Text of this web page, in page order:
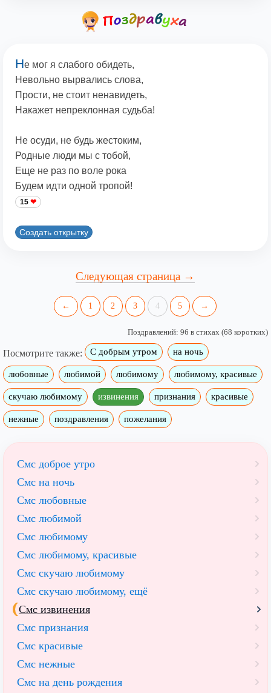
Не мог я слабого обидеть,
Невольно вырвались слова,
Прости, не стоит ненавидеть,
Накажет непреклонная судьба!
Не осуди, не будь жестоким,
Родные люди мы с тобой,
Еще не раз по воле рока
Будем идти одной тропой!
15
Создать открытку
Следующая страница →
← 1 2 3 4 5 →
Поздравлений: 96 в стихах (68 коротких)
Посмотрите также: С добрым утром на ночь
любовные любимой любимому любимому, красивые
скучаю любимому извинения признания красивые
нежные поздравления пожелания
Смс доброе утро
Смс на ночь
Смс любовные
Смс любимой
Смс любимому
Смс любимому, красивые
Смс скучаю любимому
Смс скучаю любимому, ещё
Смс извинения
Смс признания
Смс красивые
Смс нежные
Смс на день рождения